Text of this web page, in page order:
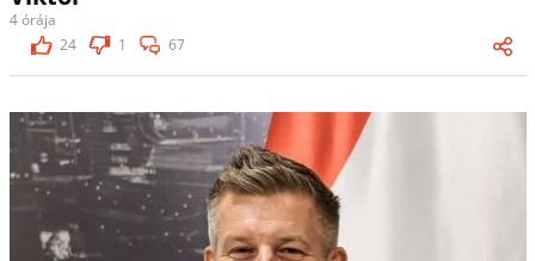
4 órája
24
1 67